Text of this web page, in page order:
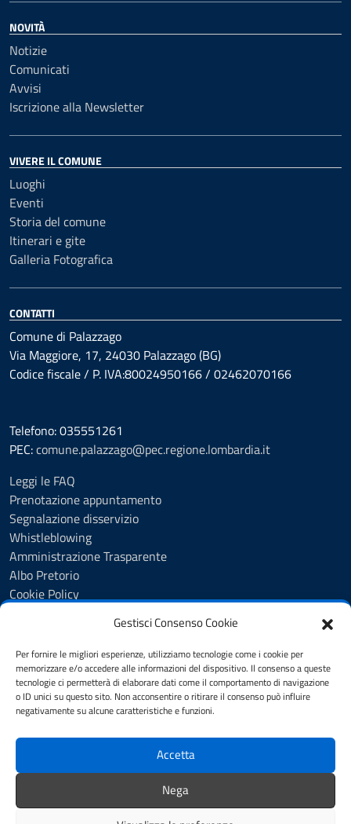
Gestisci Consenso Cookie
Per fornire le migliori esperienze, utilizziamo tecnologie come i cookie per
memorizzare e/o accedere alle informazioni del dispositivo. Il consenso a queste
tecnologie ci permetterà di elaborare dati come il comportamento di navigazione
o ID unici su questo sito. Non acconsentire o ritirare il consenso può influire
negativamente su alcune caratteristiche e funzioni.
Accetta
Nega
NOVITÀ
Notizie
Comunicati
Avvisi
Iscrizione alla Newsletter
VIVERE IL COMUNE
Luoghi
Eventi
Storia del comune
Itinerari e gite
Galleria Fotografica
CONTATTI
Comune di Palazzago
Via Maggiore, 17, 24030 Palazzago (BG)
Codice fiscale / P. IVA:80024950166 / 02462070166
Telefono: 035551261
PEC:comune.palazzago@pec.regione.lombardia.it
Leggi le FAQ
Prenotazione appuntamento
Segnalazione disservizio
Whistleblowing
Amministrazione Trasparente
Albo Pretorio
Cookie Policy
Dichiarazione di accessibilità
Dichiarazione di accessibilità - pagina informativa
Obiettivi di accessibilità
Note legali
Feedback
Facebook
Whatsapp